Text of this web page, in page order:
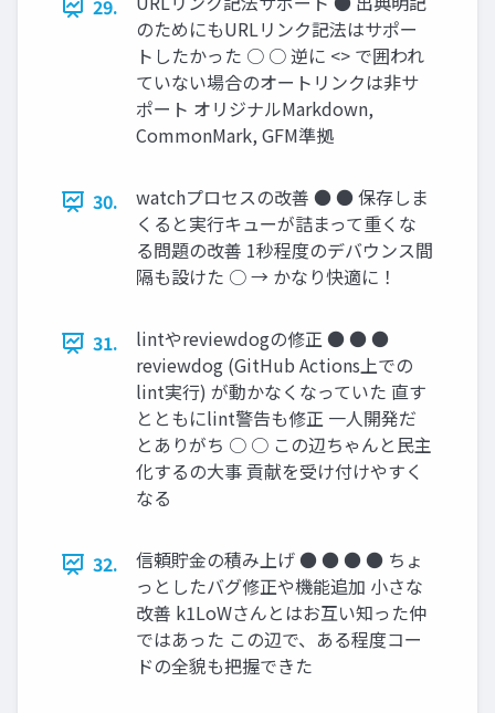
29.
のためにもURLリンク記法はサポー
トしたかった ○ ○ 逆に <> で囲われ
ていない場合のオートリンクは非サ
ポート オリジナルMarkdown,
CommonMark, GFM準拠
30.
watchプロセスの改善 ● ● 保存しま
くると実行キューが詰まって重くな
る問題の改善 1秒程度のデバウンス間
隔も設けた ○ → かなり快適に！
31.
lintやreviewdogの修正 ● ● ●
reviewdog (GitHub Actions上での
lint実行) が動かなくなっていた 直す
とともにlint警告も修正 一人開発だ
とありがち ○ ○ この辺ちゃんと民主
化するの大事 貢献を受け付けやすく
なる
32.
信頼貯金の積み上げ ● ● ● ● ちょ
っとしたバグ修正や機能追加 小さな
改善 k1LoWさんとはお互い知った仲
ではあった この辺で、ある程度コー
ドの全貌も把握できた